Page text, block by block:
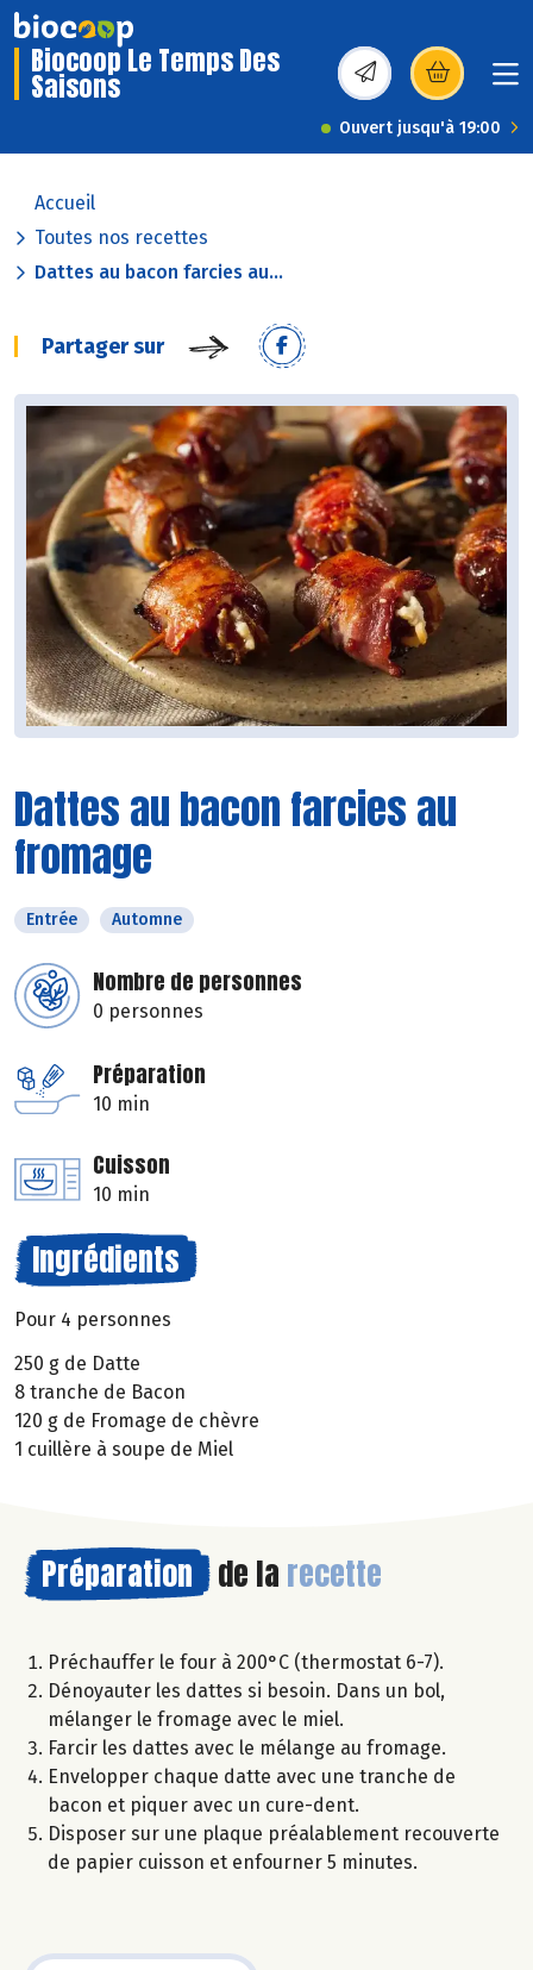
Biocoop Le Temps Des
Saisons (s’ouvre dans une
Ouvert jusqu'à 19:00
Accueil
Toutes nos recettes
Dattes au bacon farcies au...
Partager sur
Dattes au bacon farcies au
fromage
Entrée Automne
Nombre de personnes
0 personnes
Préparation
10 min
Cuisson
10 min
Ingrédients
Pour 4 personnes
250 g de Datte
8 tranche de Bacon
120 g de Fromage de chèvre
1 cuillère à soupe de Miel
Préparation de la recette
Préchauffer le four à 200°C (thermostat 6-7).
Dénoyauter les dattes si besoin. Dans un bol,
mélanger le fromage avec le miel.
Farcir les dattes avec le mélange au fromage.
Envelopper chaque datte avec une tranche de
bacon et piquer avec un cure-dent.
Disposer sur une plaque préalablement recouverte
de papier cuisson et enfourner 5 minutes.